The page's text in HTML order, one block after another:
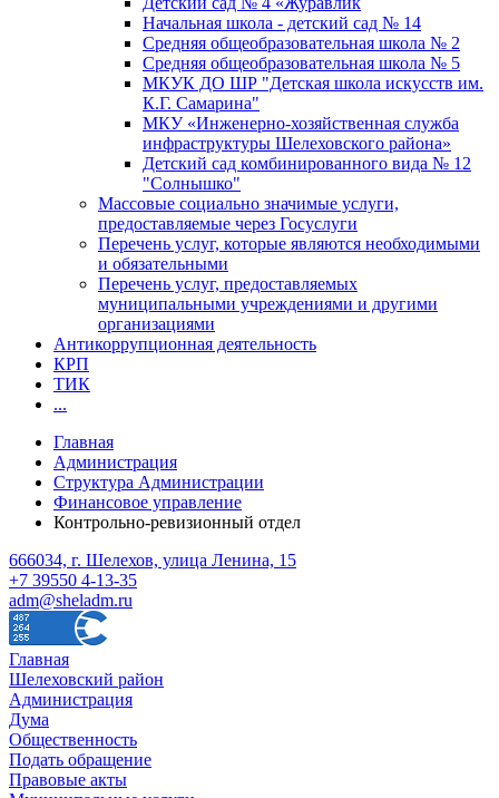
Начальная школа - детский сад № 14
Средняя общеобразовательная школа № 2
Средняя общеобразовательная школа № 5
МКУК ДО ШР "Детская школа искусств им.
К.Г. Самарина"
МКУ «Инженерно-хозяйственная служба
инфраструктуры Шелеховского района»
Детский сад комбинированного вида № 12
"Солнышко"
Массовые социально значимые услуги,
предоставляемые через Госуслуги
Перечень услуг, которые являются необходимыми
и обязательными
Перечень услуг, предоставляемых
муниципальными учреждениями и другими
организациями
Антикоррупционная деятельность
КРП
ТИК
...
Главная
Администрация
Структура Администрации
Финансовое управление
Контрольно-ревизионный отдел
666034, г. Шелехов, улица Ленина, 15
+7 39550 4-13-35
adm@sheladm.ru
Главная
Шелеховский район
Администрация
Дума
Общественность
Подать обращение
Правовые акты